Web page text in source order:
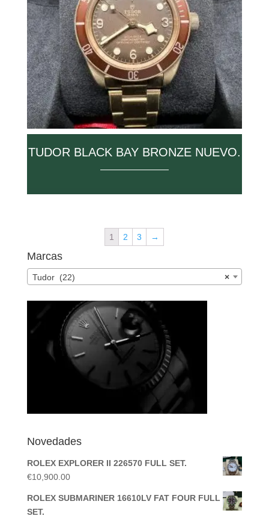
TUDOR BLACK BAY BRONZE NUEVO.
1 2 3 →
Marcas
×
Tudor (22)
Novedades
ROLEX EXPLORER II 226570 FULL SET.
€10,900.00
ROLEX SUBMARINER 16610LV FAT FOUR FULL
SET.